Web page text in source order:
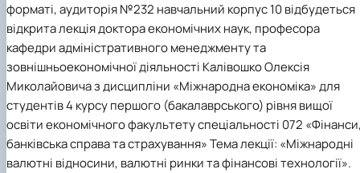
форматі, аудиторія №232 навчальний корпус 10 відбудеться
відкрита лекція доктора економічних наук, професора
кафедри адміністративного менеджменту та
зовнішньоекономічної діяльності Калівошко Олексія
Миколайовича з дисципліни «Міжнародна економіка» для
студентів 4 курсу першого (бакалаврського) рівня вищої
освіти економічного факультету спеціальності 072
банківська справа та страхування» Тема лекції: «Міжнародні
валютні відносини, валютні ринки та фінансові технології».